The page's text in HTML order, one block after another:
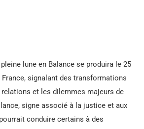
lune en Balance se produira le 25
France, signalant des transformations
et les dilemmes majeurs de
signe associé à la justice et aux
conduire certains à des